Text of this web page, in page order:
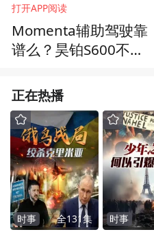
打开APP阅读
Momenta辅助驾驶靠
谱么？昊铂S600不到
可以
正在热播
时事 全131集 时事